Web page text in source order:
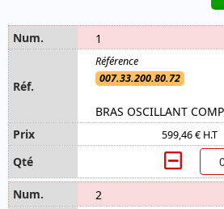
1
007.33.200.80.72
BRAS OSCILLANT
599,46 € H.T
2